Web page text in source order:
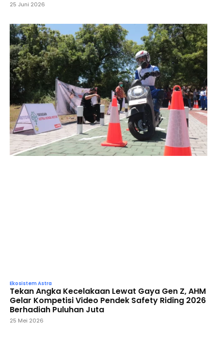
25 Juni 2026
Ekosistem Astra
Tekan Angka Kecelakaan Lewat Gaya Gen Z, AHM
Gelar Kompetisi Video Pendek Safety Riding 2026
Berhadiah Puluhan Juta
25 Mei 2026